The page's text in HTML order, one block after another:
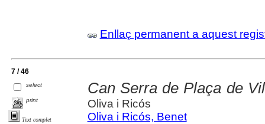
Enllaç permanent a aquest
7 / 46
select
print
Text complet
Can Serra de Plaça de
Oliva i Ricós
Oliva i Ricós, Benet